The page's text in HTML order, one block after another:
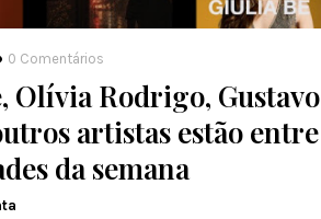
0 Comentários
Olívia Rodrigo, Gustavo
artistas estão entre
da semana